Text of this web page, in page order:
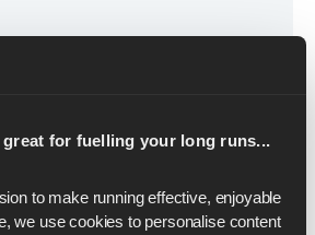
for fuelling your long runs...
to make running effective, enjoyable
we use cookies to personalise content
della Corsa 2026